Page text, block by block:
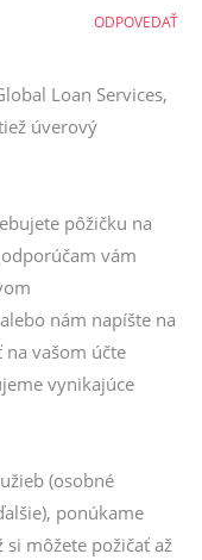
Loan Services,
úverový
pôžičku na
vám
nám napíšte na
vašom účte
vynikajúce
(osobné
ponúkame
môžete požičať až
ODPOVEDAŤ